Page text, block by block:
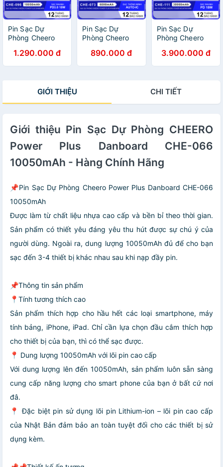
Pin Sạc Dự
Phòng Cheero
Danboard
Version PD18W
Hàng Chính Hãng
1.290.000 đ
Pin Sạc Dự
Phòng Cheero
073 Nyanboard
Version
890.000 đ
Pin Sạc Dự
Phòng Cheero
CHE-111
Mountain Mini
Hàng Chính Hãng
3.900.000 đ
GIỚI THIỆU CHI TIẾT
Giới thiệu Pin Sạc Dự Phòng CHEERO
Power Plus Danboard CHE-066
10050mAh - Hàng Chính Hãng
📌Pin Sạc Dự Phòng Cheero Power Plus Danboard CHE-066
10050mAh
Được làm từ chất liệu nhựa cao cấp và bền bỉ theo thời gian.
Sản phẩm có thiết yêu đáng yêu thu hút được sự chú ý của
người dùng. Ngoài ra, dung lượng 10050mAh đủ để cho bạn
sạc đến 3-4 thiết bị khác nhau sau khi nạp đầy pin.
📌Thông tin sản phẩm
📍Tính tương thích cao
Sản phẩm thích hợp cho hầu hết các loại smartphone, máy
tính bảng, iPhone, iPad. Chỉ cần lựa chọn đầu cắm thích hợp
cho thiết bị của bạn, thì có thể sạc được.
📍 Dung lượng 10050mAh với lõi pin cao cấp
Với dung lượng lên đến 10050mAh, sản phẩm luôn sẵn sàng
cung cấp năng lượng cho smart phone của bạn ở bất cứ nơi
đâ.
📍 Đặc biệt pin sử dụng lõi pin Lithium-ion – lõi pin cao cấp
của Nhật Bản đảm bảo an toàn tuyệt đối cho các thiết bị sử
dụng kèm.